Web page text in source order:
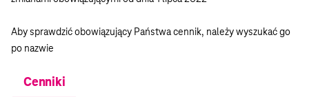
Aby sprawdzić obowiązujący Państwa cennik, należy wyszukać go
po nazwie
Cenniki